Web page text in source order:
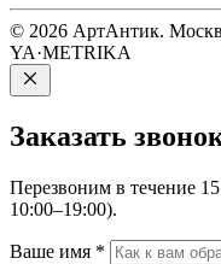
© 2026 АртАнтик.
YA·METRIKA
Заказать
Перезвоним в течение
10:00–19:00).
Ваше имя *